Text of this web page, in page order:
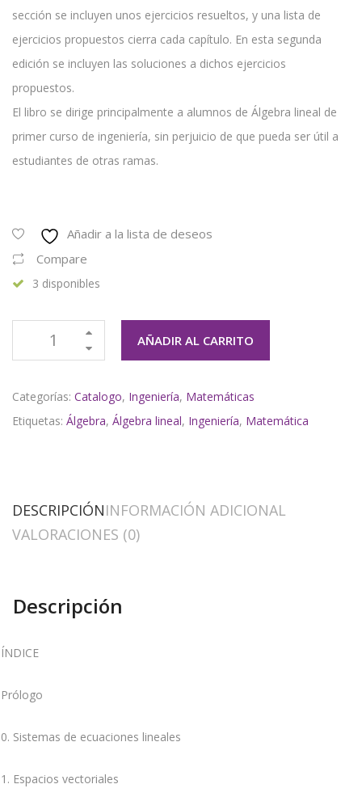
sección se incluyen unos ejercicios resueltos, y una lista de
ejercicios propuestos cierra cada capítulo. En esta segunda
edición se incluyen las soluciones a dichos ejercicios
propuestos.
El libro se dirige principalmente a alumnos de Álgebra lineal de
primer curso de ingeniería, sin perjuicio de que pueda ser útil a
estudiantes de otras ramas.
Añadir a la lista de deseos
Compare
3 disponibles
AÑADIR AL CARRITO
Categorías: Catalogo, Ingeniería, Matemáticas
Etiquetas: Álgebra, Álgebra lineal, Ingeniería, Matemática
DESCRIPCIÓNINFORMACIÓN ADICIONAL
VALORACIONES (0)
Descripción
ÍNDICE
Prólogo
0. Sistemas de ecuaciones lineales
1. Espacios vectoriales